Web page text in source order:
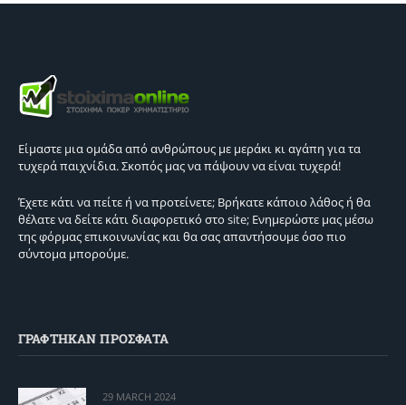
Είμαστε μια ομάδα από ανθρώπους με μεράκι κι αγάπη για τα
τυχερά παιχνίδια. Σκοπός μας να πάψουν να είναι τυχερά!
Έχετε κάτι να πείτε ή να προτείνετε; Βρήκατε κάποιο λάθος ή θα
θέλατε να δείτε κάτι διαφορετικό στο site; Ενημερώστε μας μέσω
της φόρμας επικοινωνίας και θα σας απαντήσουμε όσο πιο
σύντομα μπορούμε.
ΓΡΑΦΤΗΚΑΝ ΠΡΟΣΦΑΤΑ
29 MARCH 2024